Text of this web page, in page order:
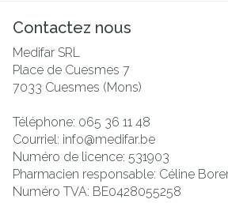
Contactez nous
Medifar SRL
Place de Cuesmes 7
7033 Cuesmes (Mons)
Téléphone: 065 36 11 48
Courriel: info@medifar.be
Numéro de licence: 531903
Pharmacien responsable: Céline
Numéro TVA: BE0428055258